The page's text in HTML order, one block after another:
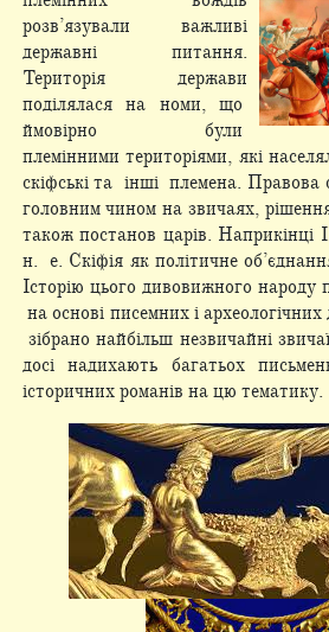
розв’язували важливі
державні питання.
Територія держави
поділялася на номи, що
ймовірно були
племінними територіями, які
скіфські та інші племена. Правова
головним чином на звичаях,
також постанов царів.
н. е. Скіфія як політичне
Історію цього дивовижного
на основі писемних і
зібрано найбільш незвичайні
досі надихають багатьох
історичних романів на цю тематику.